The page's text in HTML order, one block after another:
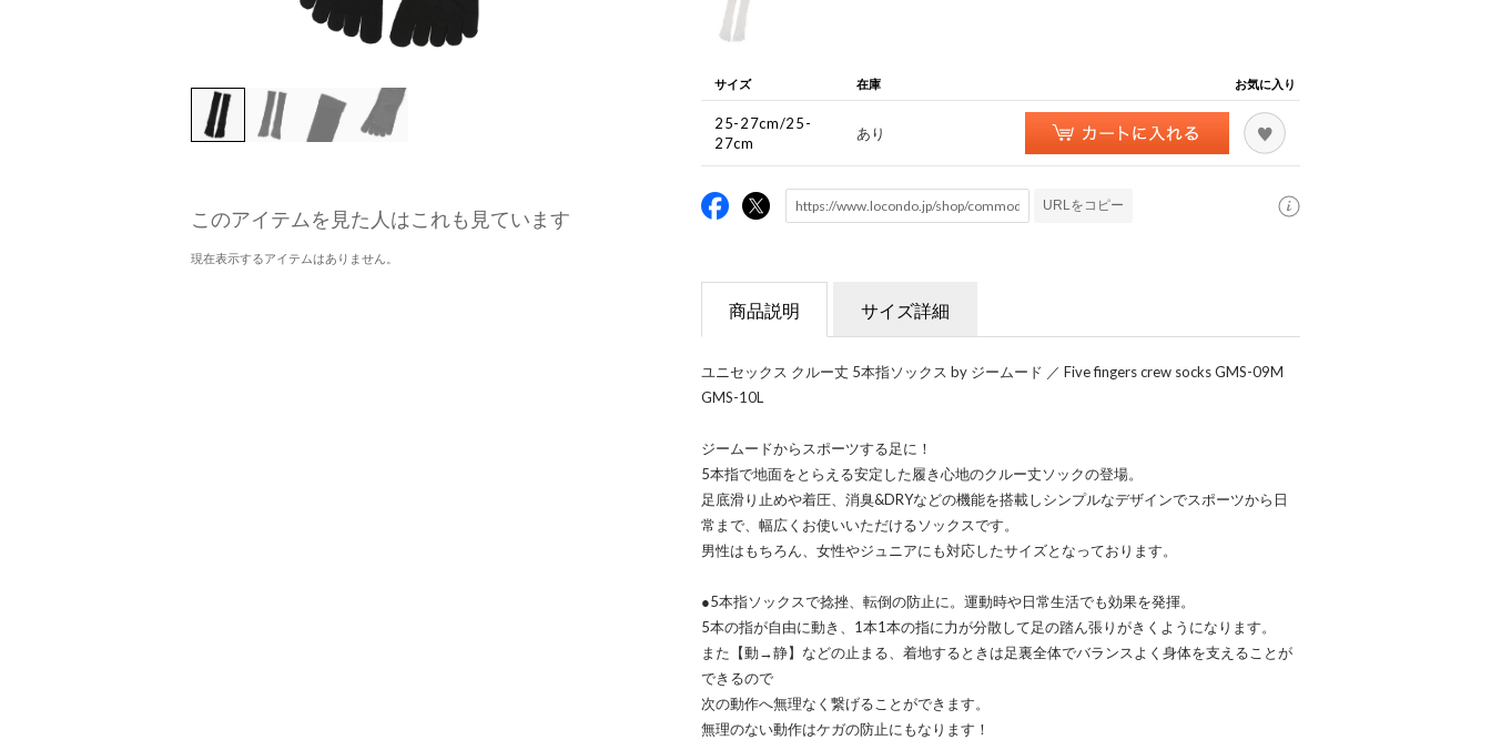
このアイテムを見た人はこれも見ています
現在表示するアイテムはありません。
サイズ 在庫 お気に入り
25-27cm/25-
27cm
あり
URLをコピー
商品説明 サイズ詳細
ユニセックス クルー丈 5本指ソックス by ジームード ／ Five fingers crew socks GMS-09M
GMS-10L
ジームードからスポーツする足に！
5本指で地面をとらえる安定した履き心地のクルー丈ソックの登場。
足底滑り止めや着圧、消臭&DRYなどの機能を搭載しシンプルなデザインでスポーツから日
常まで、幅広くお使いいただけるソックスです。
男性はもちろん、女性やジュニアにも対応したサイズとなっております。
●5本指ソックスで捻挫、転倒の防止に。運動時や日常生活でも効果を発揮。
5本の指が自由に動き、1本1本の指に力が分散して足の踏ん張りがきくようになります。
また【動→静】などの止まる、着地するときは足裏全体でバランスよく身体を支えることが
できるので
次の動作へ無理なく繋げることができます。
無理のない動作はケガの防止にもなります！